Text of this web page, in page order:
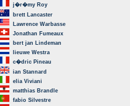
j�r�my Roy
brett Lancaster
Lawrence Warbasse
Jonathan Fumeaux
bert jan Lindeman
lieuwe Westra
c�dric Pineau
ian Stannard
elia Viviani
matthias Brandle
fabio Silvestre